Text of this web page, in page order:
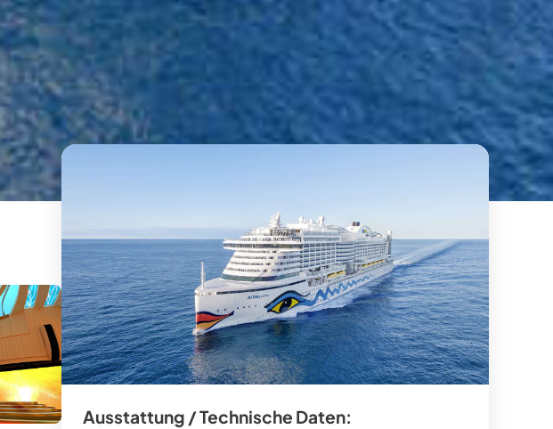
Ausstattung / Technische Daten: